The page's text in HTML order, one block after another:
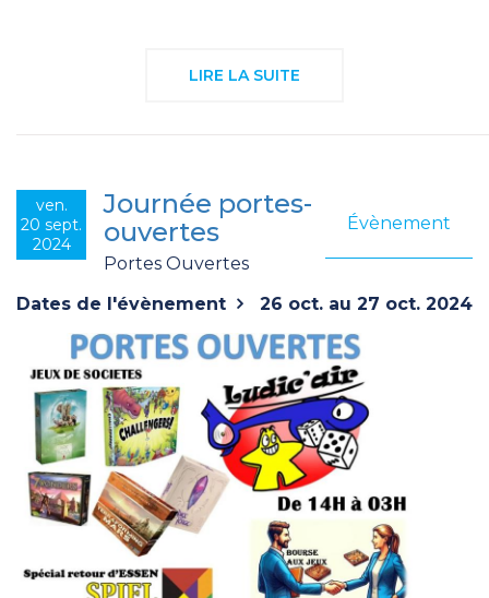
LIRE LA SUITE
ven.
20 sept.
2024
Évènement
Journée portes-
ouvertes
Portes Ouvertes
Dates de l'évènement
26 oct. au 27 oct. 2024